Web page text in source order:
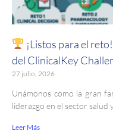
¡Listos para el
del ClinicalKey
27 julio, 2026
Unámonos como la gran
liderazgo en el sector salud
Leer Más